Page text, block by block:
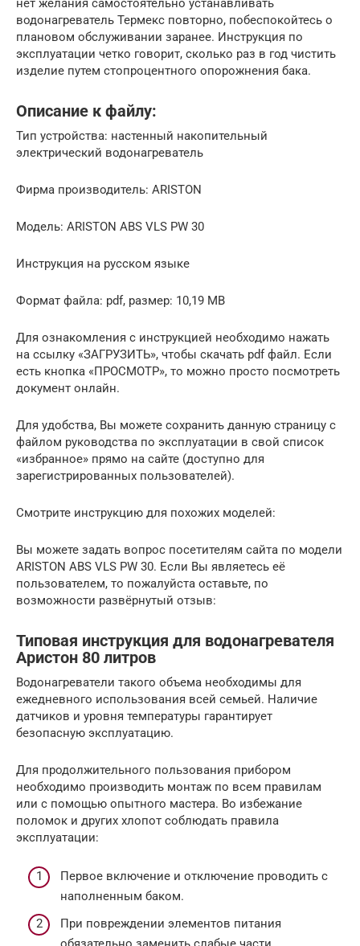
нет желания самостоятельно устанавливать
водонагреватель Термекс повторно, побеспокойтесь о
плановом обслуживании заранее. Инструкция по
эксплуатации четко говорит, сколько раз в год чистить
изделие путем стопроцентного опорожнения бака.
Описание к файлу:
Тип устройства: настенный накопительный
электрический водонагреватель
Фирма производитель: ARISTON
Модель: ARISTON ABS VLS PW 30
Инструкция на русском языке
Формат файла: pdf, размер: 10,19 MB
Для ознакомления с инструкцией необходимо нажать
на ссылку «ЗАГРУЗИТЬ», чтобы скачать pdf файл. Если
есть кнопка «ПРОСМОТР», то можно просто посмотреть
документ онлайн.
Для удобства, Вы можете сохранить данную страницу с
файлом руководства по эксплуатации в свой список
«избранное» прямо на сайте (доступно для
зарегистрированных пользователей).
Смотрите инструкцию для похожих моделей:
Вы можете задать вопрос посетителям сайта по модели
ARISTON ABS VLS PW 30. Если Вы являетесь её
пользователем, то пожалуйста оставьте, по
возможности развёрнутый отзыв:
Типовая инструкция для водонагревателя
Аристон 80 литров
Водонагреватели такого объема необходимы для
ежедневного использования всей семьей. Наличие
датчиков и уровня температуры гарантирует
безопасную эксплуатацию.
Для продолжительного пользования прибором
необходимо производить монтаж по всем правилам
или с помощью опытного мастера. Во избежание
поломок и других хлопот соблюдать правила
эксплуатации:
Первое включение и отключение проводить с
наполненным баком.
При повреждении элементов питания